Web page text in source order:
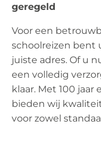
geregeld
Voor een
schoolreizen bent
juiste adres. Of u
een volledig
klaar. Met 100 jaar
bieden wij
voor zowel